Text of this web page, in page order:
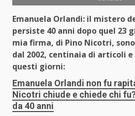
Emanuela Orlandi: il mistero
persiste 40 anni dopo quel 23
mia firma, di Pino Nicotri,
dal 2002, centinaia di articoli
questi giorni:
Emanuela Orlandi non fu
Nicotri chiude e chiede chi
da 40 anni